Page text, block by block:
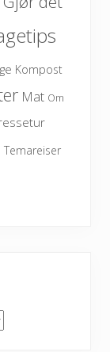
Kompost
Mat Om
Temareiser